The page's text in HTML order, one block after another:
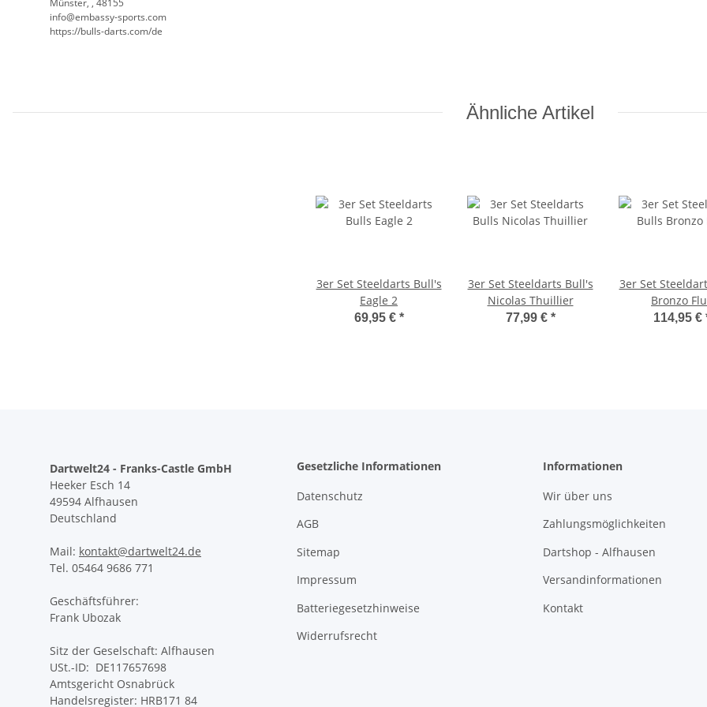
info@embassy-sports.com
https://bulls-darts.com/de
Ähnliche Artikel
3er Set Steeldarts Bull's
Eagle 2
69,95 € *
3er Set Steeldarts Bull's
Nicolas Thuillier
77,99 € *
3er Set
Bronzo
114,95 €
Dartwelt24 - Franks-Castle GmbH
Heeker Esch 14
49594 Alfhausen
Deutschland
Mail: kontakt@dartwelt24.de
Tel. 05464 9686 771
Geschäftsführer:
Frank Ubozak
Sitz der Geselschaft: Alfhausen
USt.-ID: DE117657698
Amtsgericht Osnabrück
Handelsregister: HRB171 84
Gesetzliche Informationen
Datenschutz
AGB
Sitemap
Impressum
Batteriegesetzhinweise
Widerrufsrecht
Informationen
Wir über uns
Zahlungsmöglichkeiten
Dartshop - Alfhausen
Versandinformationen
Kontakt